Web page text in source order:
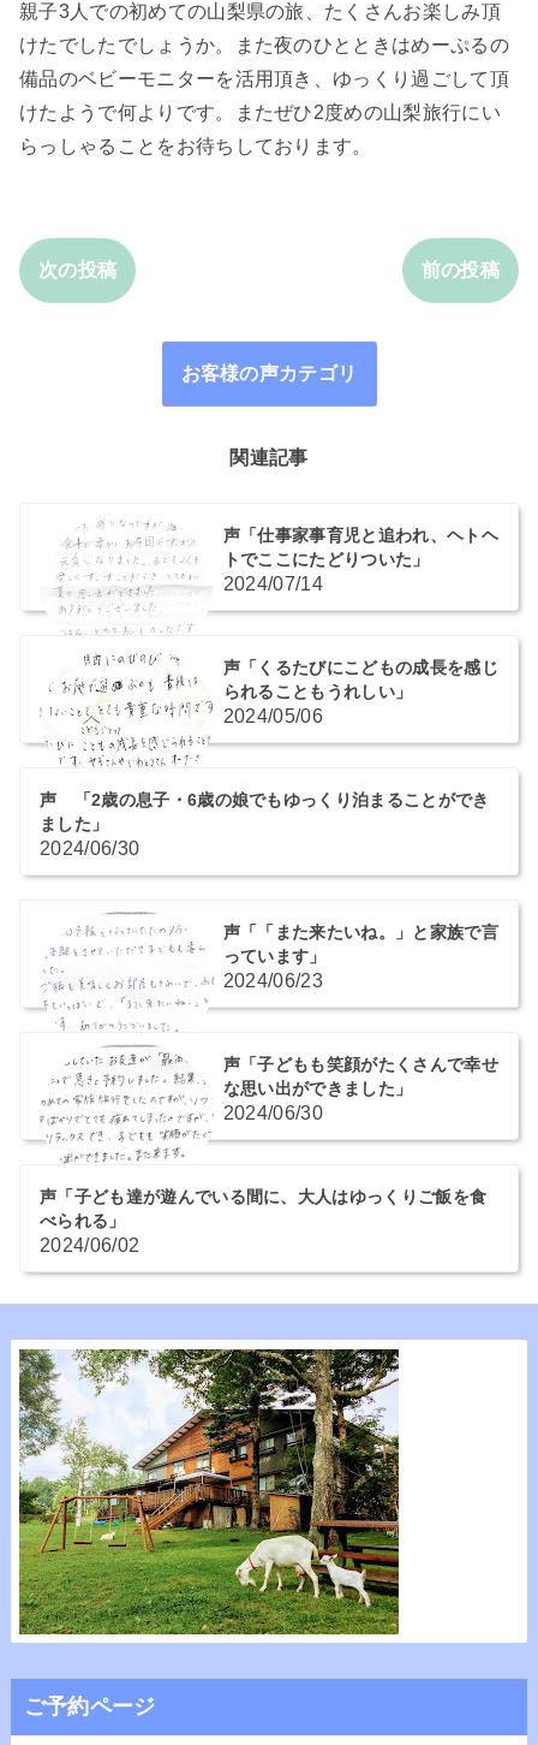
親子3人での初めての山梨県の旅、たくさんお楽しみ頂
けたでしたでしょうか。また夜のひとときはめーぷるの
備品のベビーモニターを活用頂き、ゆっくり過ごして頂
けたようで何よりです。またぜひ2度めの山梨旅行にい
らっしゃることをお待ちしております。
次の投稿 前の投稿
お客様の声カテゴリ
関連記事
声「仕事家事育児と追われ、ヘトヘ
トでここにたどりついた」
2024/07/14
声「くるたびにこどもの成長を感じ
られることもうれしい」
2024/05/06
声 「2歳の息子・6歳の娘でもゆっくり泊まることができ
ました」
2024/06/30
声「「また来たいね。」と家族で言
っています」
2024/06/23
声「子どもも笑顔がたくさんで幸せ
な思い出ができました」
2024/06/30
声「子ども達が遊んでいる間に、大人はゆっくりご飯を食
べられる」
2024/06/02
ご予約ページ